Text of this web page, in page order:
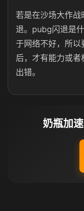
若是在沙场大作战
退。pubg闪退是
于网络不好，所
后，才有能力或
出错。
奶瓶加